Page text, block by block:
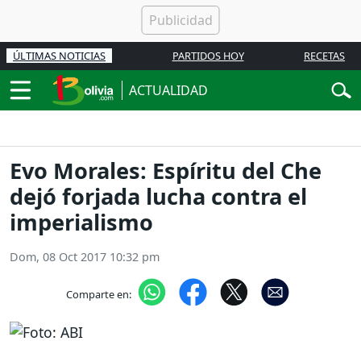
ÚLTIMAS NOTICIAS PARTIDOS HOY RECETAS
ACTUALIDAD
Evo Morales: Espíritu del Che
dejó forjada lucha contra el
imperialismo
Dom, 08 Oct 2017 10:32 pm
Comparte en: